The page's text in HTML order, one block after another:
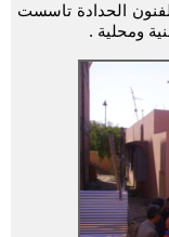
الحدادة تاسست